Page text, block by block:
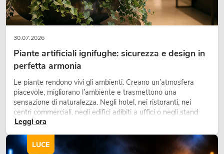
30.07.2026
Piante artificiali ignifughe: sicurezza e design in
perfetta armonia
Le piante rendono vivi gli ambienti. Creano un’atmosfera
piacevole, migliorano l’ambiente e trasmettono una
sensazione di naturalezza. Negli hotel, nei ristoranti, nei
centri commerciali, negli edifici adibiti a uffici o negli stand
fieristici, una vegetazione di alta qualità è ormai parte
Leggi ora
LUCE